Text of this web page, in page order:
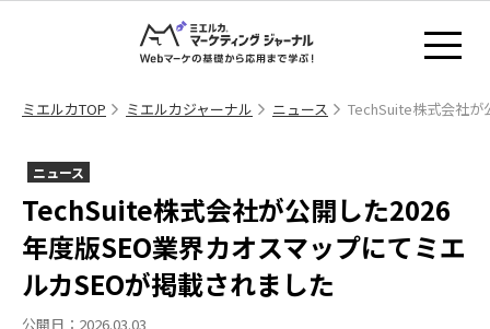
ミエルカTOP ミエルカジャーナル ニュース TechSuite株式会社が
ニュース
TechSuite株式会社が公開した2026
年度版SEO業界カオスマップにてミエ
ルカSEOが掲載されました
公開日：2026.03.03